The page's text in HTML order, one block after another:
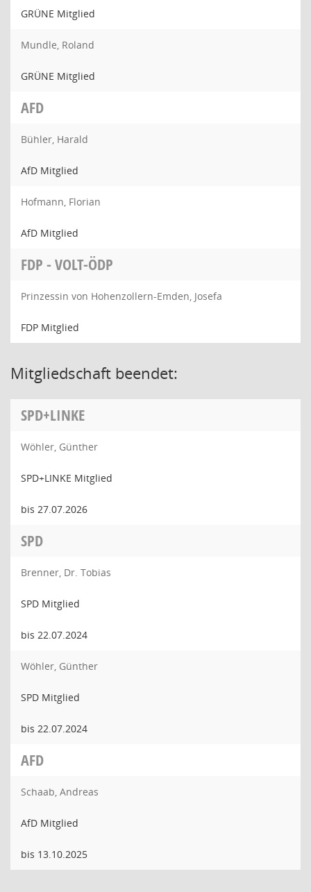
GRÜNE Mitglied
Mundle, Roland
GRÜNE Mitglied
AFD
Bühler, Harald
AfD Mitglied
Hofmann, Florian
AfD Mitglied
FDP - VOLT-ÖDP
Prinzessin von Hohenzollern-Emden, Josefa
FDP Mitglied
Mitgliedschaft beendet:
SPD+LINKE
Wöhler, Günther
SPD+LINKE Mitglied
bis 27.07.2026
SPD
Brenner, Dr. Tobias
SPD Mitglied
bis 22.07.2024
Wöhler, Günther
SPD Mitglied
bis 22.07.2024
AFD
Schaab, Andreas
AfD Mitglied
bis 13.10.2025